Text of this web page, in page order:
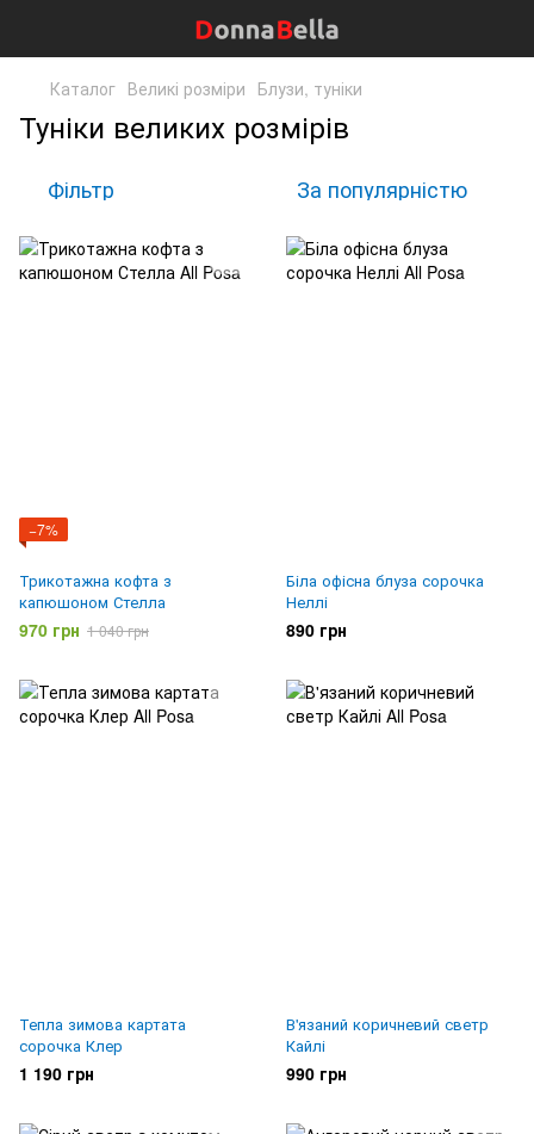
Каталог Великі розміри Блузи, туніки
Туніки великих розмірів
Фільтр За популярністю
−7%
Трикотажна кофта з
капюшоном Стелла
970 грн 1 040 грн
Біла офісна блуза сорочка
Неллі
890 грн
Тепла зимова картата
сорочка Клер
1 190 грн
В'язаний коричневий светр
Кайлі
990 грн